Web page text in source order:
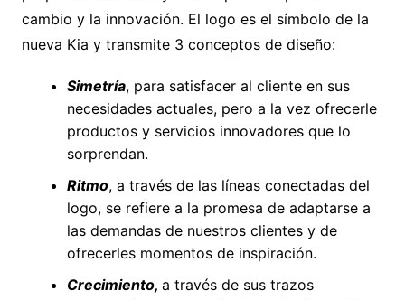
cambio y la innovación. El logo es el símbolo de la
nueva Kia y transmite 3 conceptos de diseño:
Simetría, para satisfacer al cliente en sus
necesidades actuales, pero a la vez ofrecerle
productos y servicios innovadores que lo
sorprendan.
Ritmo, a través de las líneas conectadas del
logo, se refiere a la promesa de adaptarse a
las demandas de nuestros clientes y de
ofrecerles momentos de inspiración.
Crecimiento, a través de sus trazos